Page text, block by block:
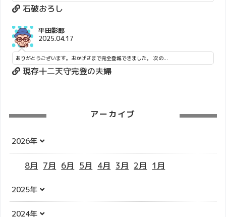
石破おろし
平田影郎
2025.04.17
ありがとうございます。おかげさまで完全登城できました。 次の...
現存十二天守完登の夫婦
アーカイブ
2026年
8月 7月 6月 5月 4月 3月 2月 1月
2025年
2024年